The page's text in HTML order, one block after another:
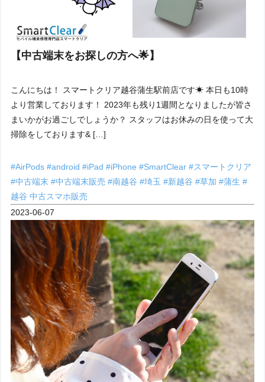
【中古端末をお探しの方へ🌟】
こんにちは！ スマートクリア越谷蒲生駅前店です☀ 本日も10時
より営業しております！ 2023年も残り1週間となりましたが皆さ
まいかがお過ごしでしょうか？ スタッフはお休みの日を使って大
掃除をしております& […]
#AirPods#android#iPad#iPhone#SmartClear#スマートクリア
#中古端末#中古端末販売#南越谷#埼玉#新越谷#草加#蒲生#
越谷中古スマホ販売
2023-06-07